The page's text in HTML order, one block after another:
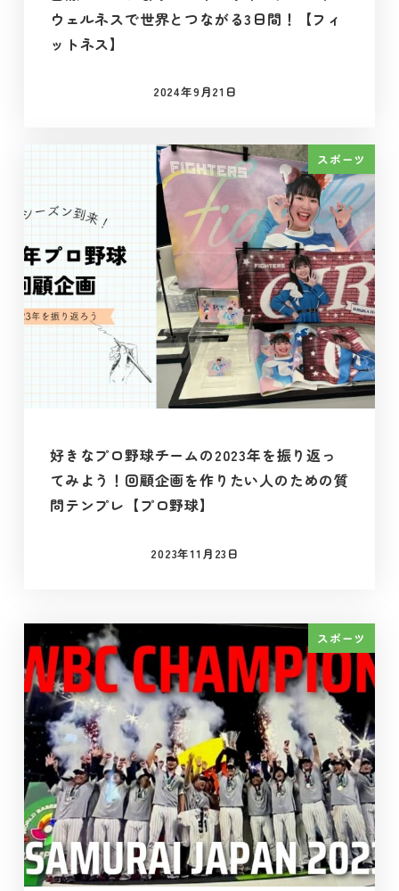
ウェルネスで世界とつながる3日間！【フィ
ットネス】
投稿日
2024年9月21日
スポーツ
好きなプロ野球チームの2023年を振り返っ
てみよう！回顧企画を作りたい人のための質
問テンプレ【プロ野球】
投稿日
2023年11月23日
スポーツ